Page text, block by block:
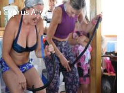
Alive